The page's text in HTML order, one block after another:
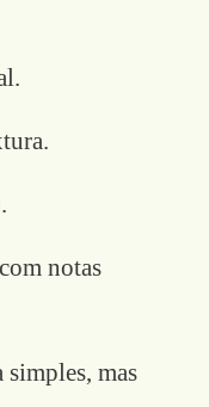
notas
simples, mas